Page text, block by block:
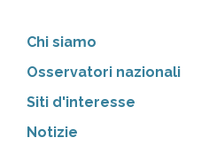
Chi siamo
Osservatori nazionali
Siti d'interesse
Notizie